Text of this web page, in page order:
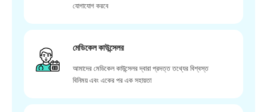
যোগাযোগ করবে
মেডিকেল কাউন্সেলর
আমাদের মেডিকেল কাউন্সেলর দ্বারা প্রদত্ত তথ্যের বিশ্বস্ত
বিনিময় এবং একের পর এক সহায়তা